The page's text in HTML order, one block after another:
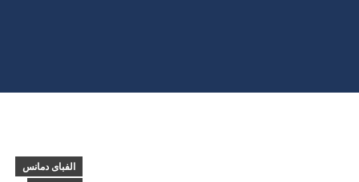
الفبای دمانس